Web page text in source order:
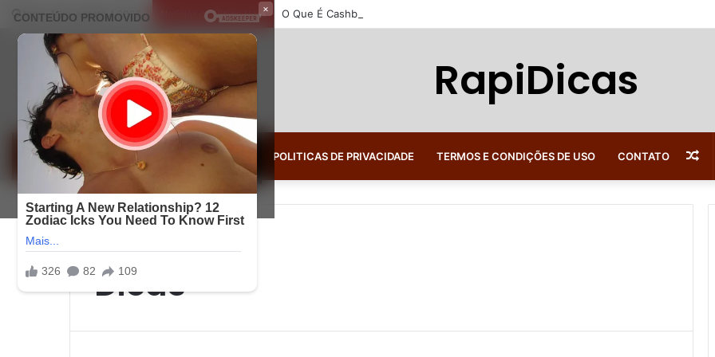
×
terça-feira, agosto 4 2026 Notícias de Última Hora O Que É Cashback e Como Receber Dinheiro de Volta em Todas as Compras
RapiDicas
FINANÇAS POLITICAS DE PRIVACIDADE TERMOS E CONDIÇÕES DE USO CONTATO
Dicas